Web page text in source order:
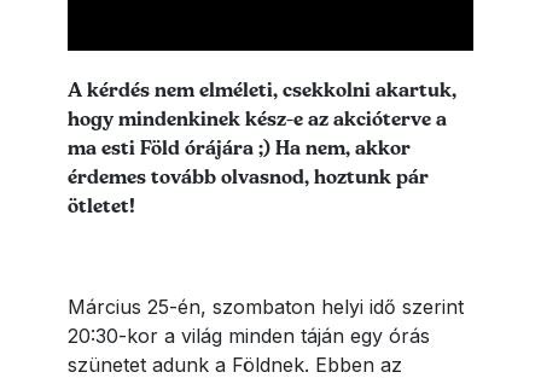
Lead szöveg
A kérdés nem elméleti, csekkolni akartuk,
hogy mindenkinek kész-e az akcióterve a
ma esti Föld órájára ;) Ha nem, akkor
érdemes tovább olvasnod, hoztunk pár
ötletet!
Március 25-én, szombaton helyi idő szerint
20:30-kor a világ minden táján egy órás
szünetet adunk a Földnek. Ebben az